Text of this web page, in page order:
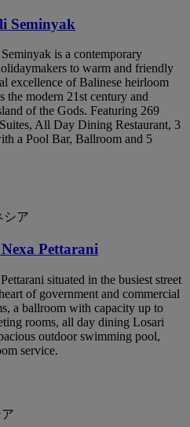
Seminyak
is a contemporary
to warm and friendly
excellence of Balinese heirloom
the modern 21st century and
of the Gods. Featuring 269
All Day Dining Restaurant, 3
a Pool Bar, Ballroom and 5
シア
Pettarani
situated in the busiest street
of government and commercial
a ballroom with capacity up to
rooms, all day dining Losari
outdoor swimming pool,
service.